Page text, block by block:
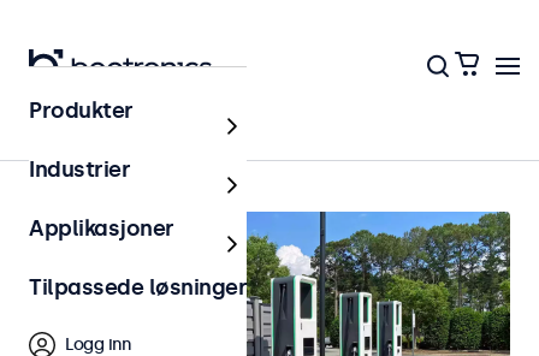
Hjem
Produkter
Industrier
Applikasjoner
Tilpassede løsninger
Logg inn